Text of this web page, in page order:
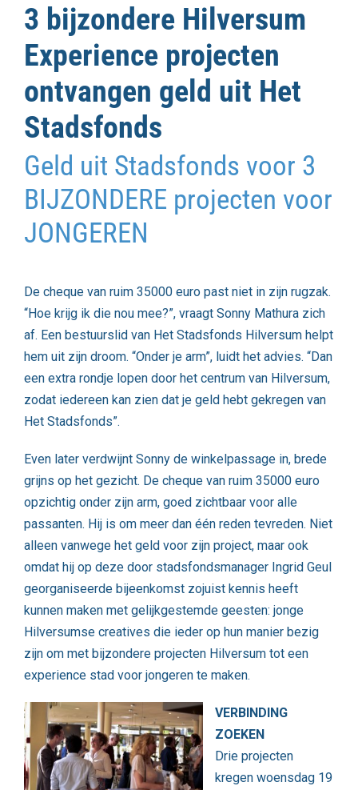
3 bijzondere Hilversum
Experience projecten
ontvangen geld uit Het
Stadsfonds
Geld uit Stadsfonds voor 3
BIJZONDERE projecten voor
JONGEREN
De cheque van ruim 35000 euro past niet in zijn rugzak.
“Hoe krijg ik die nou mee?”, vraagt Sonny Mathura zich
af. Een bestuurslid van Het Stadsfonds Hilversum helpt
hem uit zijn droom. “Onder je arm”, luidt het advies. “Dan
een extra rondje lopen door het centrum van Hilversum,
zodat iedereen kan zien dat je geld hebt gekregen van
Het Stadsfonds”.
Even later verdwijnt Sonny de winkelpassage in, brede
grijns op het gezicht. De cheque van ruim 35000 euro
opzichtig onder zijn arm, goed zichtbaar voor alle
passanten. Hij is om meer dan één reden tevreden. Niet
alleen vanwege het geld voor zijn project, maar ook
omdat hij op deze door stadsfondsmanager Ingrid Geul
georganiseerde bijeenkomst zojuist kennis heeft
kunnen maken met gelijkgestemde geesten: jonge
Hilversumse creatives die ieder op hun manier bezig
zijn om met bijzondere projecten Hilversum tot een
experience stad voor jongeren te maken.
VERBINDING
ZOEKEN
Drie projecten
kregen woensdag 19